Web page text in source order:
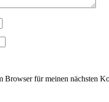
für meinen nächsten